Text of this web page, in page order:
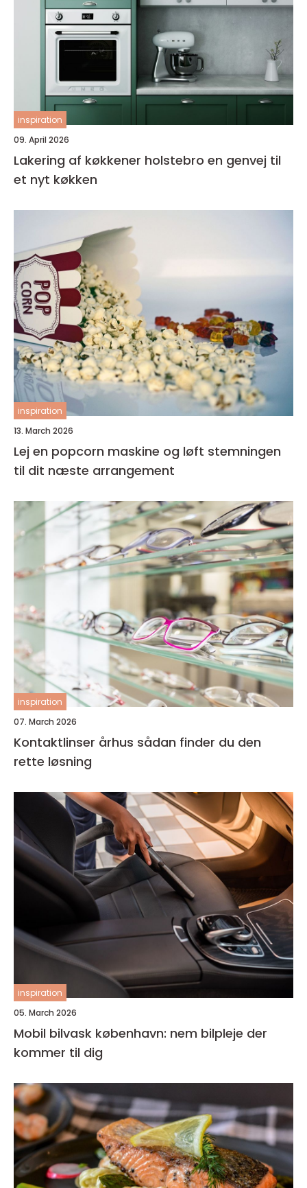
inspiration
09. April 2026
Lakering af køkkener holstebro en genvej til
et nyt køkken
inspiration
13. March 2026
Lej en popcorn maskine og løft stemningen
til dit næste arrangement
inspiration
07. March 2026
Kontaktlinser århus sådan finder du den
rette løsning
inspiration
05. March 2026
Mobil bilvask københavn: nem bilpleje der
kommer til dig